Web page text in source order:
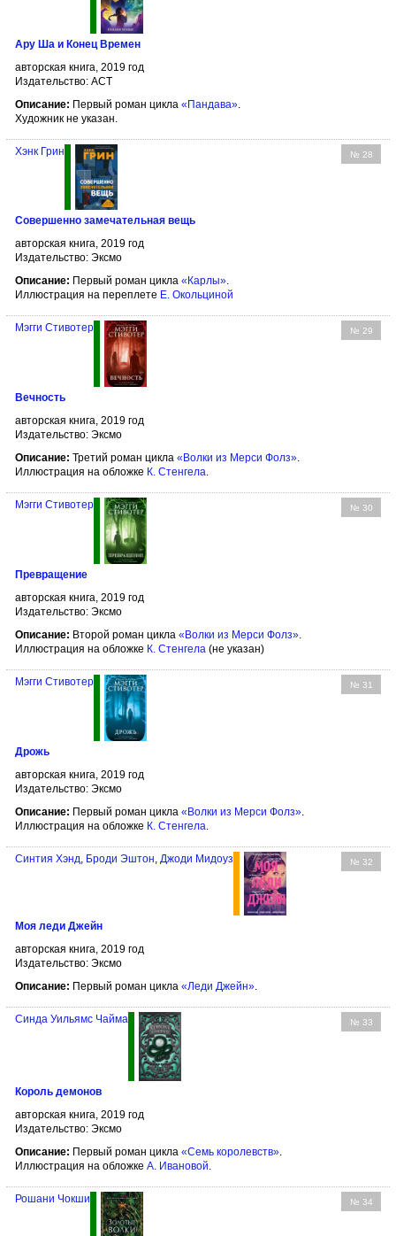
Ару Ша и Конец Времен
авторская книга, 2019 год
Издательство: АСТ
Описание: Первый роман цикла «Пандава»
Художник не указан.
№ 28
Хэнк Грин
Совершенно замечательная вещь
авторская книга, 2019 год
Издательство: Эксмо
Описание: Первый роман цикла «Карлы».
Иллюстрация на переплете Е. Окольциной
№ 29
Мэгги Стивотер
Вечность
авторская книга, 2019 год
Издательство: Эксмо
Описание: Третий роман цикла «Волки из Мерси Фолз».
Иллюстрация на обложке К. Стенгела.
№ 30
Мэгги Стивотер
Превращение
авторская книга, 2019 год
Издательство: Эксмо
Описание: Второй роман цикла «Волки из Мерси Фолз».
Иллюстрация на обложке К. Стенгела (не указан)
№ 31
Мэгги Стивотер
Дрожь
авторская книга, 2019 год
Издательство: Эксмо
Описание: Первый роман цикла «Волки из Мерси Фолз».
Иллюстрация на обложке К. Стенгела.
№ 32
Синтия Хэнд, Броди Эштон, Джоди Мидоуз
Моя леди Джейн
авторская книга, 2019 год
Издательство: Эксмо
Описание: Первый роман цикла «Леди Джейн».
№ 33
Синда Уильямс Чайма
Король демонов
авторская книга, 2019 год
Издательство: Эксмо
Описание: Первый роман цикла «Семь королевств».
Иллюстрация на обложке А. Ивановой.
№ 34
Рошани Чокши